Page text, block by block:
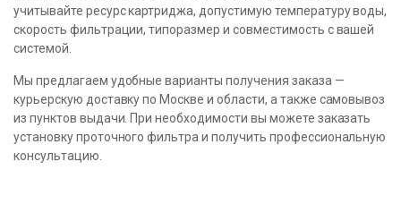
учитывайте ресурс картриджа, допустимую температуру воды,
скорость фильтрации, типоразмер и совместимость с вашей
системой.
Мы предлагаем удобные варианты получения заказа —
курьерскую доставку по Москве и области, а также самовывоз
из пунктов выдачи. При необходимости вы можете заказать
установку проточного фильтра и получить профессиональную
консультацию.